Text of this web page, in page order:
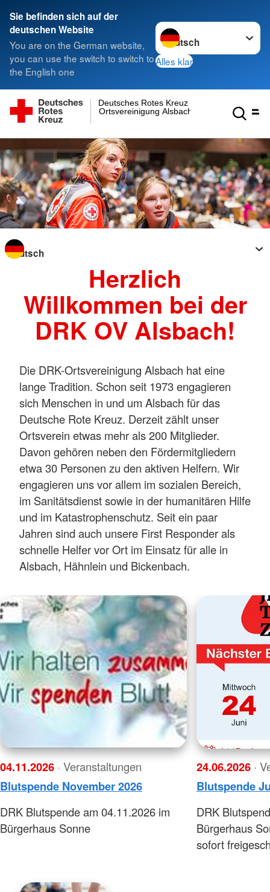
Sie befinden sich auf der
deutschen Website
You are on the German website,
you can use the switch to switch to
the English one
Sprache wechseln zu
Alles klar
Ortsvereinigung Alsbach
Deutsches Rotes Kreuz
Sprache wechseln zu
Herzlich
Willkommen bei der
DRK OV Alsbach!
Die DRK-Ortsvereinigung Alsbach hat eine
lange Tradition. Schon seit 1973 engagieren
sich Menschen in und um Alsbach für das
Deutsche Rote Kreuz. Derzeit zählt unser
Ortsverein etwas mehr als 200 Mitglieder.
Davon gehören neben den Fördermitgliedern
etwa 30 Personen zu den aktiven Helfern. Wir
engagieren uns vor allem im sozialen Bereich,
im Sanitätsdienst sowie in der humanitären Hilfe
und im Katastrophenschutz. Seit ein paar
Jahren sind auch unsere First Responder als
schnelle Helfer vor Ort im Einsatz für alle in
Alsbach, Hähnlein und Bickenbach.
04.11.2026 · Veranstaltungen
Blutspende November 2026
DRK Blutspende am 04.11.2026 im
Bürgerhaus Sonne
24.06.2026 ·
Blutspende
DRK
Bürgerhaus
sofort